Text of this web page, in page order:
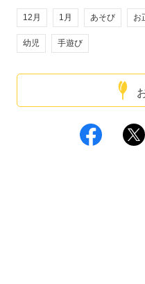
12月 1月 あそび お
幼児 手遊び